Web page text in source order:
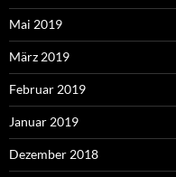
Mai 2019
März 2019
Februar 2019
Januar 2019
Dezember 2018